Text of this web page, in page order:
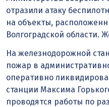
отразили атаку
на объекты,
Волгоградской области.
На железнодорожной
пожар в
оперативно
станции Максима
проводятся работы по